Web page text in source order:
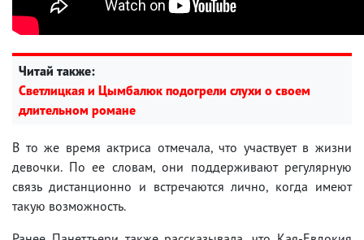
Читай также:
Светлицкая и Цымбалюк подогрели слухи о своем
длительном романе
В то же время актриса отмечала, что участвует в жизни
девочки. По ее словам, они поддерживают регулярную
связь дистанционно и встречаются лично, когда имеют
такую возможность.